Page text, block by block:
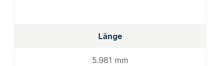
Länge
5.981 mm